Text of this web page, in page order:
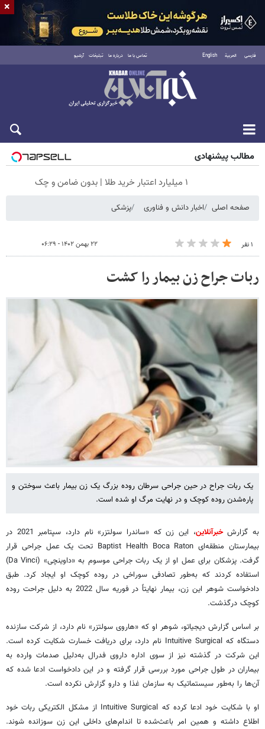
فارسی العربية English تماس با ما درباره ما تبلیغات آرشیو
جمعه ۱۶ مرداد ۱۴۰۵
مطالب پیشنهادی
۱ میلیارد اعتبار خرید طلا | بدون ضامن و چک
صفحه اصلی اخبار دانش و فناوری پزشکی
۱ نفر ۲۲ بهمن ۱۴۰۲ - ۰۶:۲۹
ربات جراح زن بیمار را کشت
یک ربات جراح در حین جراحی سرطان روده بزرگ یک زن بیمار باعث سوختن و
پاره‌شدن روده کوچک و در نهایت مرگ او شده است.
به گزارشخبرآنلاین
، این زن که «ساندرا سولتزر» نام دارد، سپتامبر 2021 در
بیمارستان منطقه‌ای Baptist Health Boca Raton تحت یک عمل جراحی قرار
گرفت. پزشکان برای عمل او از یک ربات جراحی موسوم به «داوینچی» (Da Vinci)
استفاده کردند که به‌طور تصادفی سوراخی در روده کوچک او ایجاد کرد. طبق
دادخواست شوهر این زن، بیمار نهایتاً در فوریه سال 2022 به دلیل جراحت روده
کوچک درگذشت.
بر اساس گزارش دیجیاتو، شوهر او که «هاروی سولتزر» نام دارد، از شرکت سازنده
دستگاه که Intuitive Surgical نام دارد، برای دریافت خسارت شکایت کرده است.
این شرکت در گذشته نیز از سوی اداره داروی فدرال به‌دلیل صدمات وارده به
بیماران در طول جراحی مورد بررسی قرار گرفته و در این دادخواست ادعا شده که
آن‌ها را به‌طور سیستماتیک به سازمان غذا و دارو گزارش نکرده است.
او با شکایت خود ادعا کرده که Intuitive Surgical از مشکل الکتریکی ربات خود
اطلاع داشته و همین امر باعث‌شده تا اندام‌های داخلی این زن سوزانده شوند.
×